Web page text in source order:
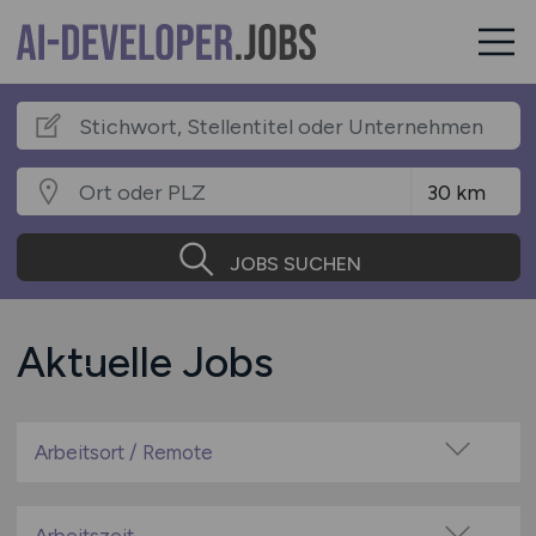
JOBS SUCHEN
Aktuelle Jobs
Arbeitsort / Remote